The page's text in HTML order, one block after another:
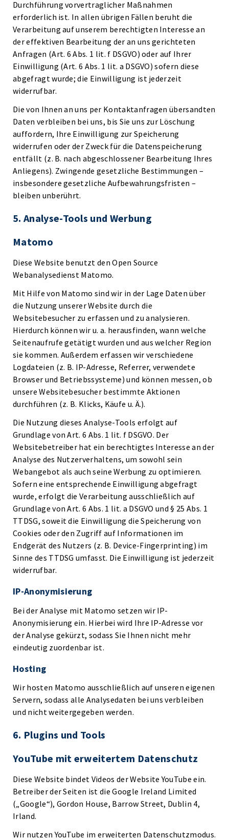
Durchführung vorvertraglicher Maßnahmen
erforderlich ist. In allen übrigen Fällen beruht die
Verarbeitung auf unserem berechtigten Interesse an
der effektiven Bearbeitung der an uns gerichteten
Anfragen (Art. 6 Abs. 1 lit. f DSGVO) oder auf Ihrer
Einwilligung (Art. 6 Abs. 1 lit. a DSGVO) sofern diese
abgefragt wurde; die Einwilligung ist jederzeit
widerrufbar.
Die von Ihnen an uns per Kontaktanfragen übersandten
Daten verbleiben bei uns, bis Sie uns zur Löschung
auffordern, Ihre Einwilligung zur Speicherung
widerrufen oder der Zweck für die Datenspeicherung
entfällt (z. B. nach abgeschlossener Bearbeitung Ihres
Anliegens). Zwingende gesetzliche Bestimmungen –
insbesondere gesetzliche Aufbewahrungsfristen –
bleiben unberührt.
5. Analyse-Tools und Werbung
Matomo
Diese Website benutzt den Open Source
Webanalysedienst Matomo.
Mit Hilfe von Matomo sind wir in der Lage Daten über
die Nutzung unserer Website durch die
Websitebesucher zu erfassen und zu analysieren.
Hierdurch können wir u. a. herausfinden, wann welche
Seitenaufrufe getätigt wurden und aus welcher Region
sie kommen. Außerdem erfassen wir verschiedene
Logdateien (z. B. IP-Adresse, Referrer, verwendete
Browser und Betriebssysteme) und können messen, ob
unsere Websitebesucher bestimmte Aktionen
durchführen (z. B. Klicks, Käufe u. Ä.).
Die Nutzung dieses Analyse-Tools erfolgt auf
Grundlage von Art. 6 Abs. 1 lit. f DSGVO. Der
Websitebetreiber hat ein berechtigtes Interesse an der
Analyse des Nutzerverhaltens, um sowohl sein
Webangebot als auch seine Werbung zu optimieren.
Sofern eine entsprechende Einwilligung abgefragt
wurde, erfolgt die Verarbeitung ausschließlich auf
Grundlage von Art. 6 Abs. 1 lit. a DSGVO und § 25 Abs. 1
TTDSG, soweit die Einwilligung die Speicherung von
Cookies oder den Zugriff auf Informationen im
Endgerät des Nutzers (z. B. Device-Fingerprinting) im
Sinne des TTDSG umfasst. Die Einwilligung ist jederzeit
widerrufbar.
IP-Anonymisierung
Bei der Analyse mit Matomo setzen wir IP-
Anonymisierung ein. Hierbei wird Ihre IP-Adresse vor
der Analyse gekürzt, sodass Sie Ihnen nicht mehr
eindeutig zuordenbar ist.
Hosting
Wir hosten Matomo ausschließlich auf unseren eigenen
Servern, sodass alle Analysedaten bei uns verbleiben
und nicht weitergegeben werden.
6. Plugins und Tools
YouTube mit erweitertem Datenschutz
Diese Website bindet Videos der Website YouTube ein.
Betreiber der Seiten ist die Google Ireland Limited
(„Google“), Gordon House, Barrow Street, Dublin 4,
Irland.
Wir nutzen YouTube im erweiterten Datenschutzmodus.